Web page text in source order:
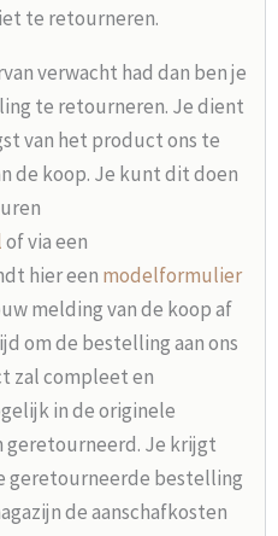
te retourneren.
verwacht had dan ben je
te retourneren. Je dient
van het product ons te
de koop. Je kunt dit doen
of via een
hier een modelformulier
melding van de koop af
om de bestelling aan ons
zal compleet en
in de originele
geretourneerd. Je krijgt
geretourneerde bestelling
de aanschafkosten